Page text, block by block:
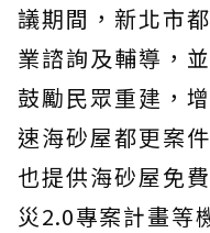
議期間，新北市
業諮詢及輔導，
鼓勵民眾重建，
速海砂屋都更案
也提供海砂屋免
災2.0專案計畫等